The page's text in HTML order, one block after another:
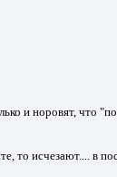
и норовят,
то исчезают.... в